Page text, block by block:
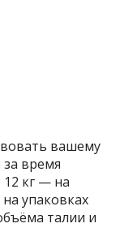
вашему
время
кг — на
упаковках
талии и